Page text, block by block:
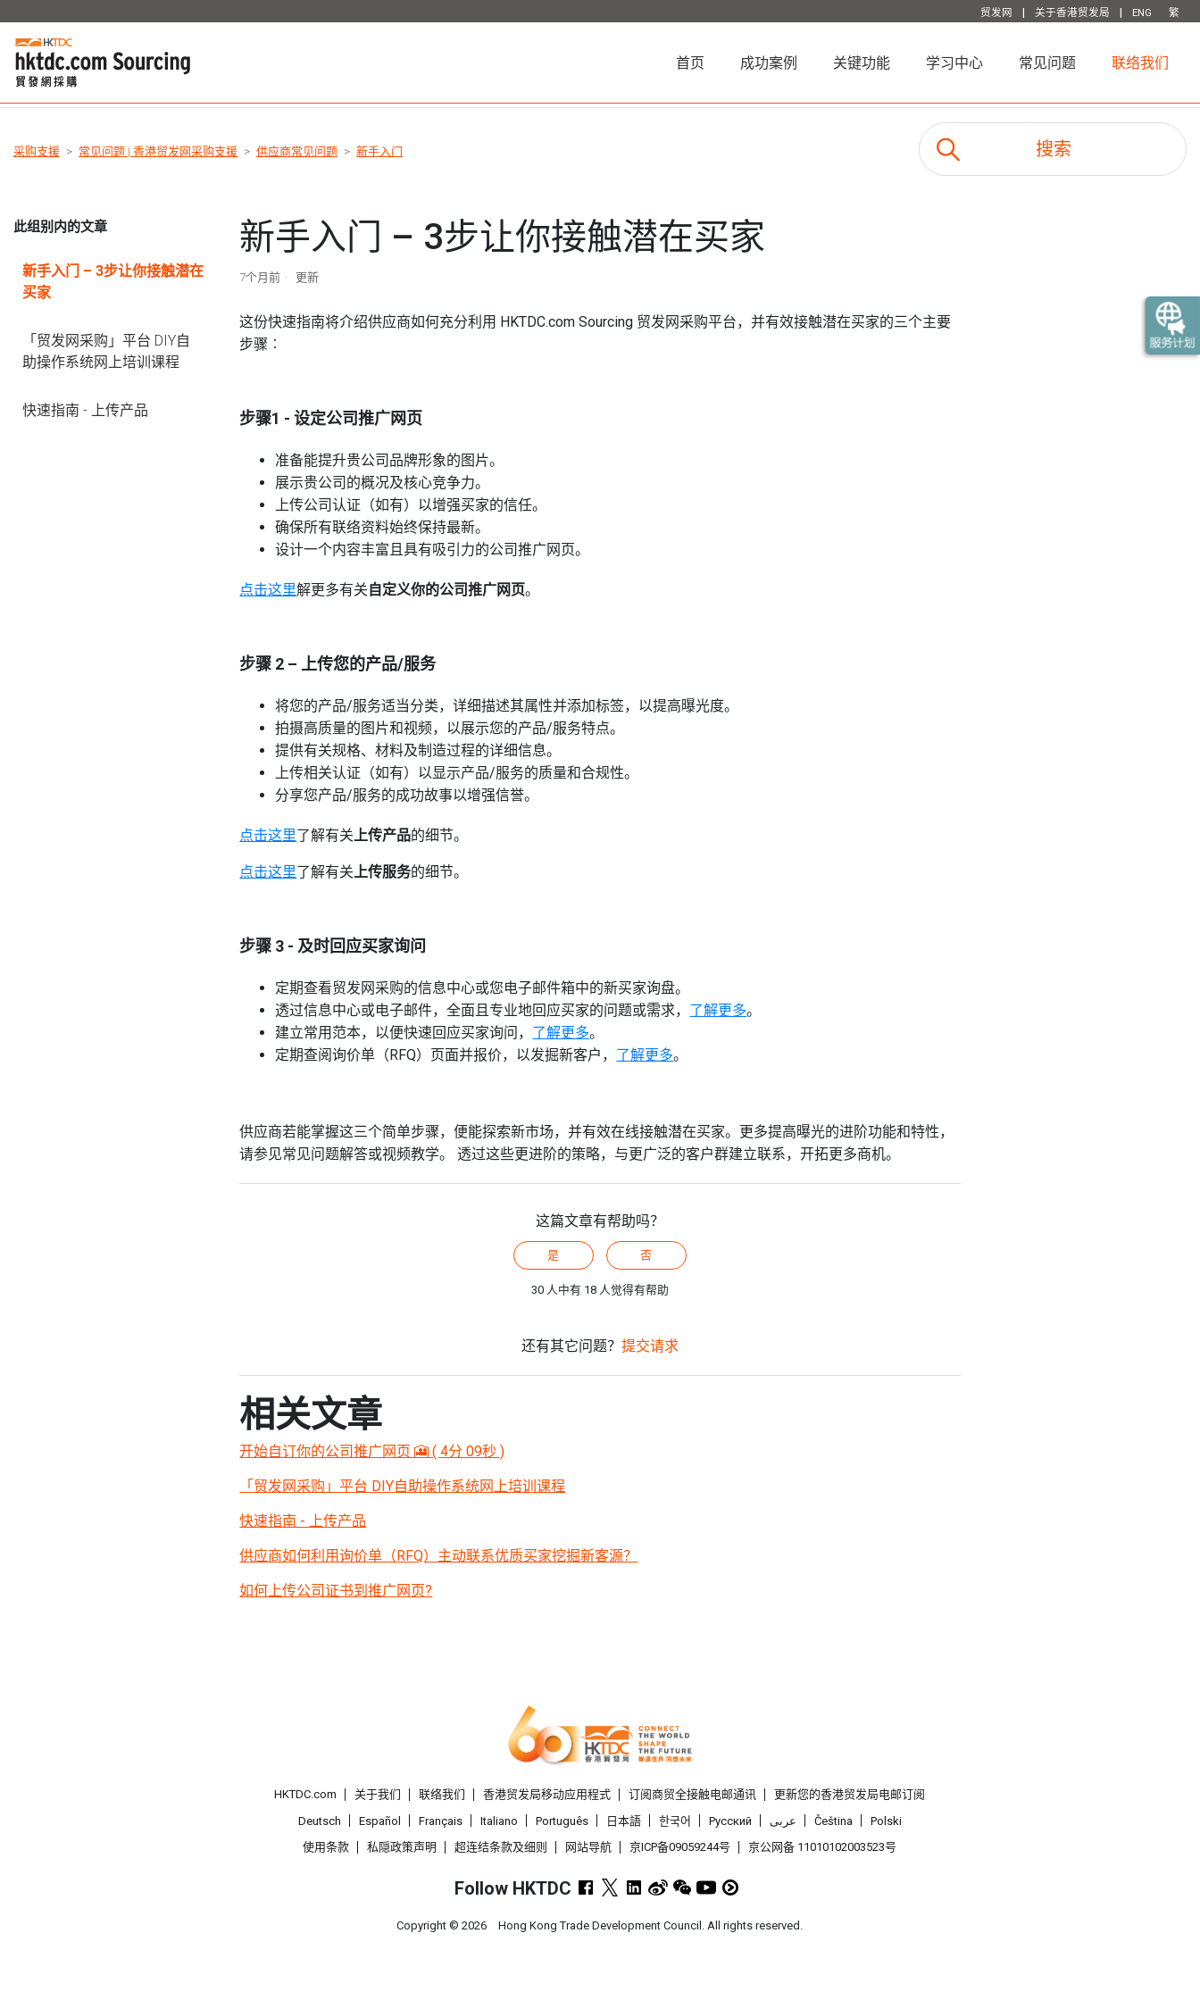
贸发网 | 关于香港贸发局 | ENG 繁
首页 (current)成功案例 关键功能 学习中心 常见问题 联络我们
采购支援 常见问题 | 香港贸发网采购支援 供应商常见问题 新手入门
此组别内的文章
新手入门 – 3步让你接触潜在
买家
「贸发网采购」平台 DIY自
助操作系统网上培训课程
快速指南 - 上传产品
新手入门 – 3步让你接触潜在买家
7个月前 更新
这份快速指南将介绍供应商如何充分利用 HKTDC.com Sourcing 贸发网采购平台，并有效接触潜在买家的三个主要
步骤︰
步骤1 - 设定公司推广网页
准备能提升贵公司品牌形象的图片。
展示贵公司的概况及核心竞争力。
上传公司认证（如有）以增强买家的信任。
确保所有联络资料始终保持最新。
设计一个内容丰富且具有吸引力的公司推广网页。
点击这里解更多有关自定义你的公司推广网页。
步骤 2 – 上传您的产品/服务
将您的产品/服务适当分类，详细描述其属性并添加标签，以提高曝光度。
拍摄高质量的图片和视频，以展示您的产品/服务特点。
提供有关规格、材料及制造过程的详细信息。
上传相关认证（如有）以显示产品/服务的质量和合规性。
分享您产品/服务的成功故事以增强信誉。
点击这里了解有关上传产品的细节。
点击这里了解有关上传服务的细节。
步骤 3 - 及时回应买家询问
定期查看贸发网采购的信息中心或您电子邮件箱中的新买家询盘。
透过信息中心或电子邮件，全面且专业地回应买家的问题或需求， 了解更多。
建立常用范本，以便快速回应买家询问， 了解更多。
定期查阅询价单（RFQ）页面并报价，以发掘新客户， 了解更多。
供应商若能掌握这三个简单步骤，便能探索新市场，并有效在线接触潜在买家。更多提高曝光的进阶功能和特性，
请参见常见问题解答或视频教学。 透过这些更进阶的策略，与更广泛的客户群建立联系，开拓更多商机。
这篇文章有帮助吗？
是 否
30 人中有 18 人觉得有帮助
还有其它问题？ 提交请求
相关文章
开始自订你的公司推广网页 🎦 ( 4分 09秒 )
「贸发网采购」平台 DIY自助操作系统网上培训课程
快速指南 - 上传产品
供应商如何利用询价单（RFQ）主动联系优质买家挖掘新客源？
如何上传公司证书到推广网页?
HKTDC.com 关于我们 联络我们 香港贸发局移动应用程式 订阅商贸全接触电邮通讯 更新您的香港贸发局电邮订阅
Deutsch Español Français Italiano Português 日本語 한국어 Pусский عربى Čeština
Polski
使用条款
私隠政策声明 超连结条款及细则 网站导航 京ICP备09059244号 京公网备 11010102003523号
Follow HKTDC
Copyright ©2026 Hong Kong Trade Development Council. All rights reserved.